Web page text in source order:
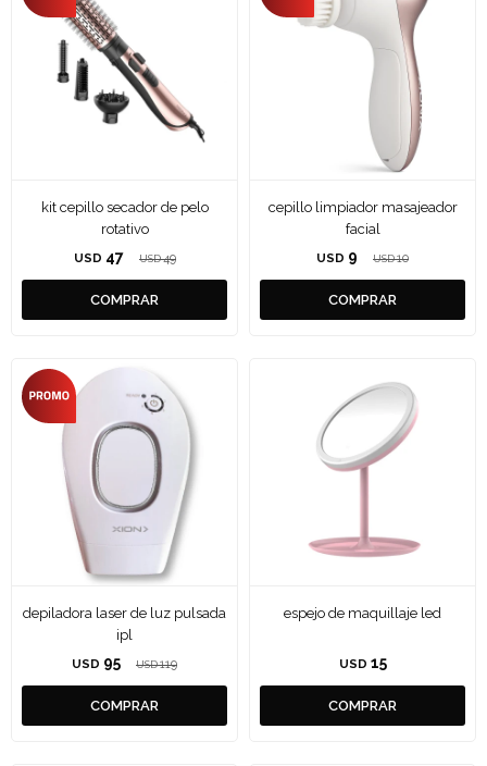
kit cepillo secador de pelo
rotativo
USD 47 USD 49
cepillo limpiador masajeador
facial
USD 9 USD 10
depiladora laser de luz pulsada
ipl
USD 95 USD 119
espejo de maquillaje led
USD 15